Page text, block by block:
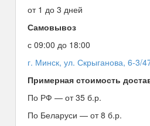
от 1 до 3 дней
Самовывоз
с 09:00 до 18:00
г. Минск, ул. Скрыганова, 6-3/
Примерная стоимость
По РФ — от 35 б.р.
По Беларуси — от 8 б.р.